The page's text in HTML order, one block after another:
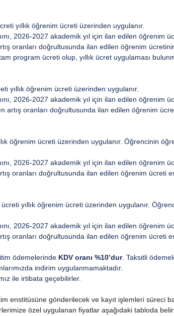
yıllık öğrenim ücreti üzerinden uygulanır.
2026-2027 akademik yıl için ilan edilen öğrenim
oranları doğrultusunda ilan edilen öğrenim
program ücreti olup, yıllık ücret uygulaması
yıllık öğrenim ücreti üzerinden uygulanır.
2026-2027 akademik yıl için ilan edilen öğrenim
oranları doğrultusunda ilan edilen öğrenim
öğrenim ücreti üzerinden uygulanır. Öğrencinin
2026-2027 akademik yıl için ilan edilen öğrenim
oranları doğrultusunda ilan edilen öğrenim ücreti
yıllık öğrenim ücreti üzerinden uygulanır.
2026-2027 akademik yıl için ilan edilen öğrenim
oranları doğrultusunda ilan edilen öğrenim ücreti
ödemelerinde KDV oranı %10’dur. Taksitli
indirim uygulanmamaktadır.
ile irtibata geçebilirler.
enstitüsüne gönderilecek ve kayıt işlemleri süreci
özel uygulanan fiyatlar aşağıdaki tabloda